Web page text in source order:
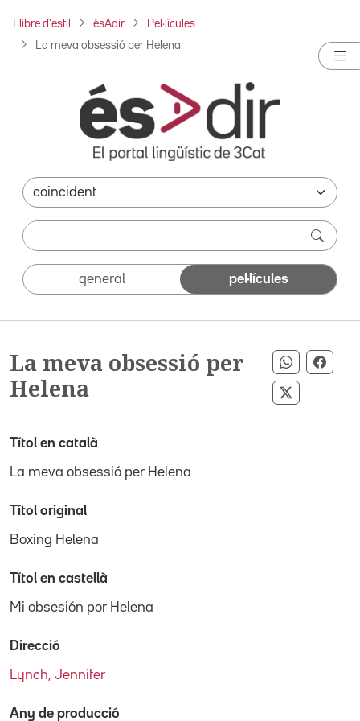
Llibre d'estil ésAdir Pel·lícules
La meva obsessió per Helena
general pel·lícules
La meva obsessió per
Helena
Compartir
Compartir
Títol en català
La meva obsessió per Helena
Títol original
Boxing Helena
Títol en castellà
Mi obsesión por Helena
Direcció
Lynch, Jennifer
Any de producció